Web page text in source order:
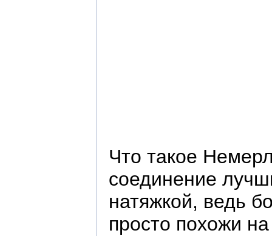
Что такое
соединение
натяжкой, ведь
просто похожи